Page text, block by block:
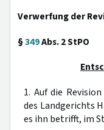
Verwerfung der
§349Abs. 2 StPO
1. Auf die
des Landgerichts
es ihn betrifft, im